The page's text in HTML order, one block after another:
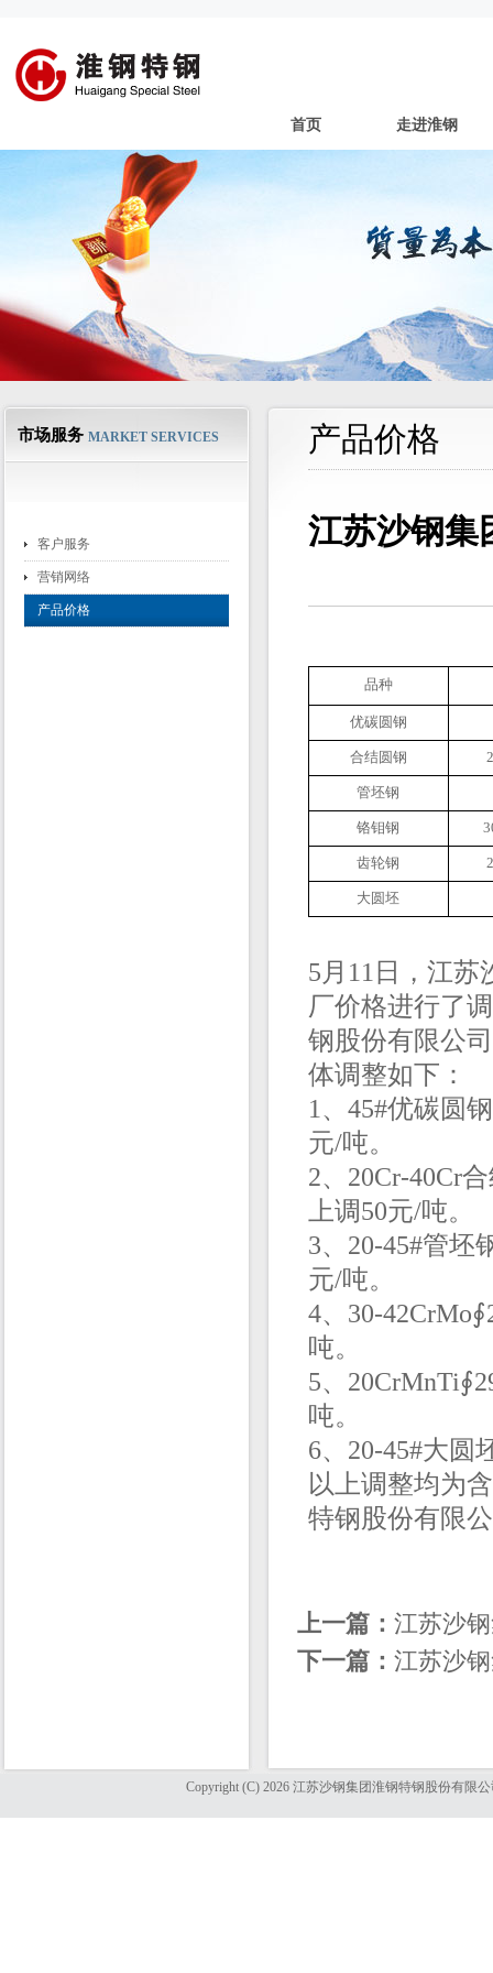
首页 走进淮钢
市场服务 MARKET SERVICES
客户服务
营销网络
产品价格
产品价格
江苏沙钢集
品种
优碳圆钢
合结圆钢
管坯钢
铬钼钢
齿轮钢
大圆坯
5月11日，江
厂价格进行了
钢股份有限公
体调整如下：
1、 45#优碳圆钢
元/吨。
2、 20Cr-40Cr
上调50元/吨。
3、20-45#管坯
元/吨。
4、30-42CrMo
吨。
5、20CrMnTi
吨。
6、20-45#大圆
以上调整均为
特钢股份有限
上一篇： 江苏沙
下一篇： 江苏沙
Copyright (C) 2026 江苏沙钢集团淮钢特钢股份有限